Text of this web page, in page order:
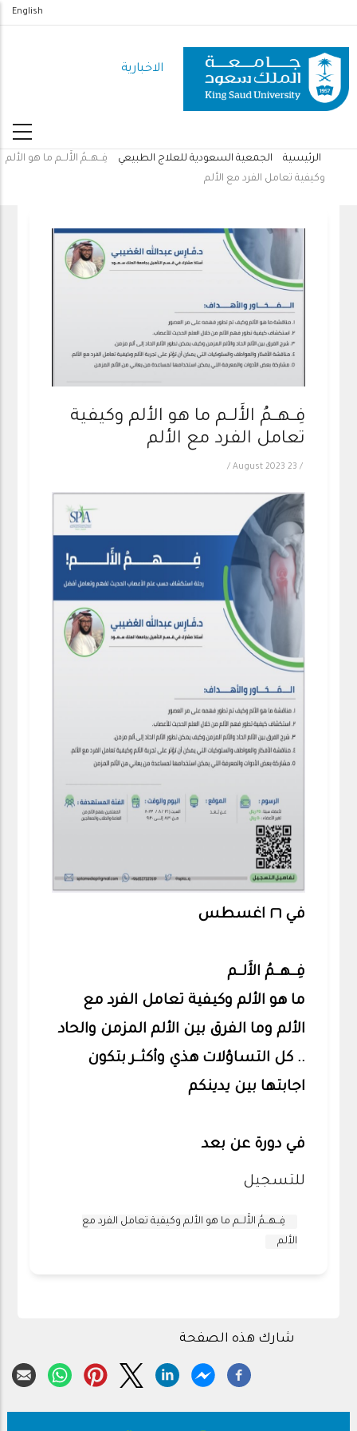
المحتوى
الرئيسي
English
الاخبارية
مسار
الرئيسية الجمعية السعودية للعلاج الطبيعي
فِــهــمُ الأَلــم ما هو الألم
وكيفية تعامل الفرد مع الألم
فِــهــمُ الأَلــم ما هو الألم وكيفية
تعامل الفرد مع الألم
/
23 August 2023
/
‏في ٢٦ اغسطس
فِــهــمُ الأَلــم
ما هو الألم وكيفية تعامل الفرد مع
الألم وما الفرق بين الألم المزمن والحاد
.. كل التساؤلات هذي وأكثــر بتكون
اجابتها بين يدينكم
في دورة عن بعد
للتسجيل
فِــهــمُ الأَلــم ما هو الألم وكيفية تعامل الفرد مع
الألم
شارك هذه الصفحة